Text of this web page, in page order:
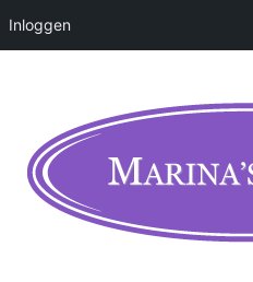
Inloggen